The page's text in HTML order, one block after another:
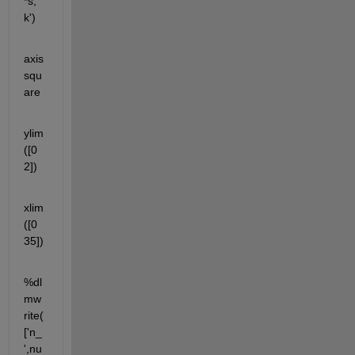
k')
axis
squ
are
ylim
([0
2])
xlim
([0
35])
%dl
mw
rite(
['n_
',nu